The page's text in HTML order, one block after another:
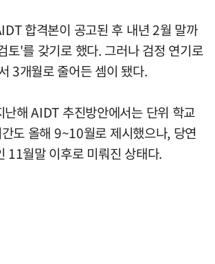
합격본이 공고된 후 내년 2월 말까
토'를 갖기로 했다. 그러나 검정 연기로
3개월로 줄어든 셈이 됐다.
난해 AIDT 추진방안에서는 단위 학교
도 올해 9~10월로 제시했으나, 당연
11월말 이후로 미뤄진 상태다.